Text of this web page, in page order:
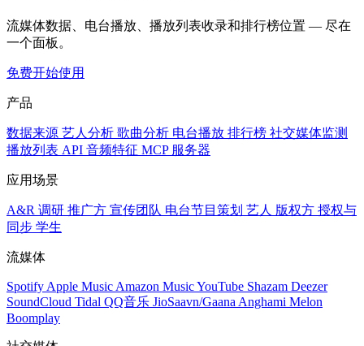
流媒体数据、电台播放、播放列表收录和排行榜位置 — 尽在
一个面板。
免费开始使用
产品
数据来源 艺人分析 歌曲分析 电台播放 排行榜 社交媒体监测
播放列表 API 音频特征 MCP 服务器
应用场景
A&R 调研 推广方 宣传团队 电台节目策划 艺人 版权方 授权与
同步 学生
流媒体
Spotify Apple Music Amazon MusicYouTube Shazam Deezer
SoundCloud Tidal QQ音乐 JioSaavn/Gaana Anghami Melon
Boomplay